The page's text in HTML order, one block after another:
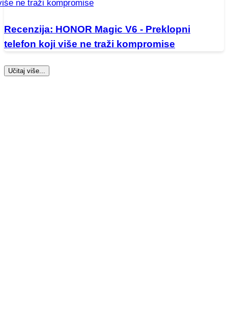
Recenzija: HONOR Magic V6 - Preklopni
telefon koji više ne traži kompromise
Učitaj više...